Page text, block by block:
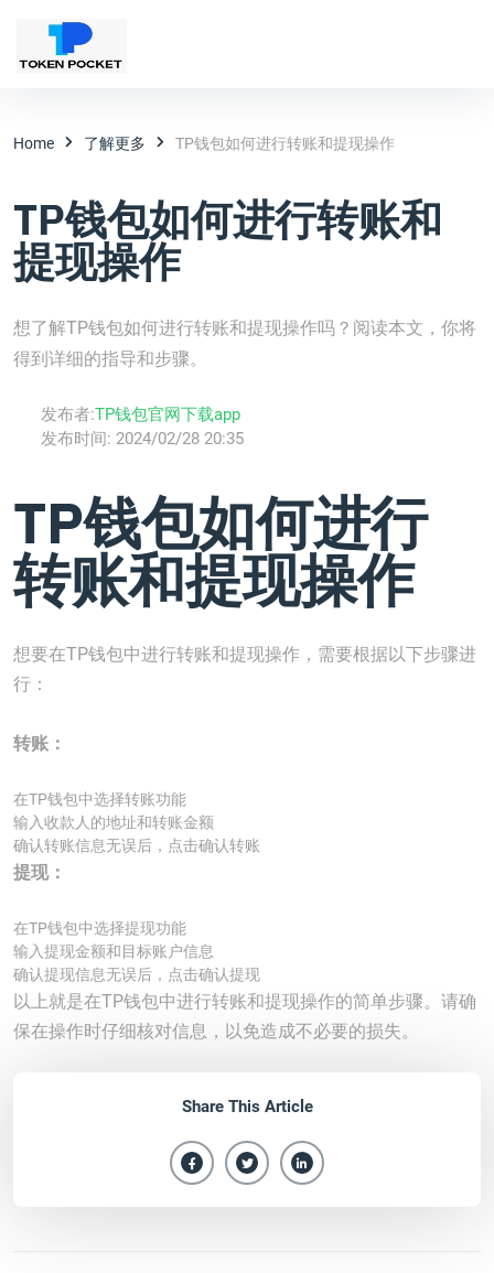
Home 了解更多 TP钱包如何进行转账和提现操作
TP钱包如何进行转账和
提现操作
想了解TP钱包如何进行转账和提现操作吗？阅读本文，你将
得到详细的指导和步骤。
发布者:TP钱包官网下载app
发布时间: 2024/02/28 20:35
TP钱包如何进行
转账和提现操作
想要在TP钱包中进行转账和提现操作，需要根据以下步骤进
行：
转账：
在TP钱包中选择转账功能
输入收款人的地址和转账金额
确认转账信息无误后，点击确认转账
提现：
在TP钱包中选择提现功能
输入提现金额和目标账户信息
确认提现信息无误后，点击确认提现
以上就是在TP钱包中进行转账和提现操作的简单步骤。请确
保在操作时仔细核对信息，以免造成不必要的损失。
Share This Article